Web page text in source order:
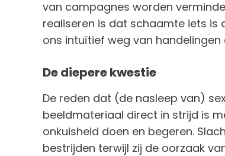
van campagnes worden
realiseren is dat schaamte iets is
ons intuïtief weg van
De diepere kwestie
De reden dat (de nasleep van)
beeldmateriaal direct in strijd is
onkuisheid doen en begeren.
bestrijden terwijl zij de oorzaak